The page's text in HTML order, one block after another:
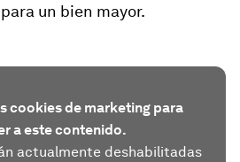
un bien mayor.
cookies de marketing para
a este contenido.
actualmente deshabilitadas